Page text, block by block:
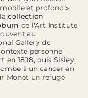
et profond ».
lacollection
de l'Art Institute
au
Gallery de
personnel
en 1898, puis Sisley,
à un cancer en
Monet un refuge